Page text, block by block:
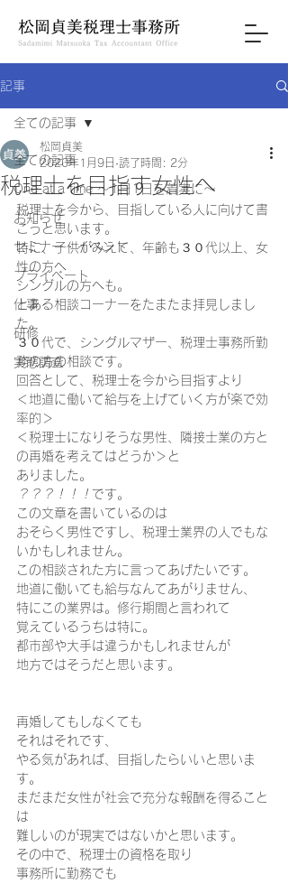
記事
全ての記事
One at a time ～1日1日を着実に～
お知らせ
セミナー・イベント
プライベート
仕事
研修
実態調査
全ての記事
税理士を目指す女性へ
松岡貞美
2020年1月9日 読了時間: 2分
税理士を今から、目指している人に向けて書
こうと思います。
特に、子供がみえて、年齢も３０代以上、女
性の方へ
シングルの方へも。
とある相談コーナーをたまたま拝見しまし
た。
３０代で、シングルマザー、税理士事務所勤
務の方の相談です。
回答として、税理士を今から目指すより
＜地道に働いて給与を上げていく方が楽で効
率的＞
＜税理士になりそうな男性、隣接士業の方と
の再婚を考えてはどうか＞と
ありました。
？？？！！！ です。
この文章を書いているのは
おそらく男性ですし、税理士業界の人でもな
いかもしれません。
この相談された方に言ってあげたいです。
地道に働いても給与なんてあがりません、
特にこの業界は。修行期間と言われて
覚えているうちは特に。
都市部や大手は違うかもしれませんが
地方ではそうだと思います。
再婚してもしなくても
それはそれです、
やる気があれば、目指したらいいと思いま
す。
まだまだ女性が社会で充分な報酬を得ること
は
難しいのが現実ではないかと思います。
その中で、税理士の資格を取り
事務所に勤務でも